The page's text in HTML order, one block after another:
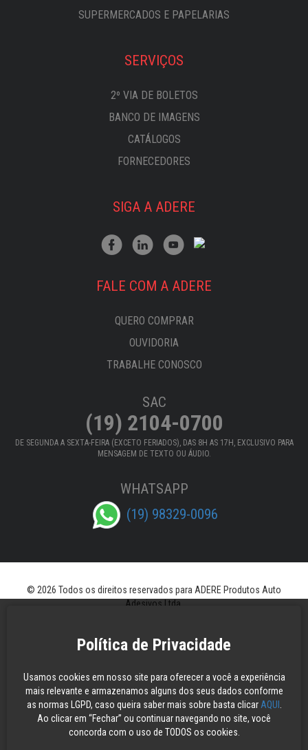
SUPERMERCADOS E PAPELARIAS
SERVIÇOS
2º VIA DE BOLETOS
BANCO DE IMAGENS
CATÁLOGOS
FORNECEDORES
SIGA A ADERE
FALE COM A ADERE
QUERO COMPRAR
OUVIDORIA
TRABALHE CONOSCO
SAC
(19) 2104-0700
DE SEGUNDA A SEXTA-FEIRA (EXCETO FERIADOS), DAS 8H AS 17H, EXCLUSIVO PARA
MENSAGEM DE TEXTO OU ÁUDIO.
WHATSAPP
(19) 98329-0096
Política de Privacidade
Usamos cookies em nosso site para oferecer a você a experiência
mais relevante e armazenamos alguns dos seus dados conforme
as normas LGPD, caso queira saber mais sobre basta clicar AQUI
Ao clicar em “Fechar” ou continuar navegando no site, você
concorda com o uso de TODOS os cookies.
© 2026 Todos os direitos reservados para ADERE Produtos Auto
Adesivos Ltda.